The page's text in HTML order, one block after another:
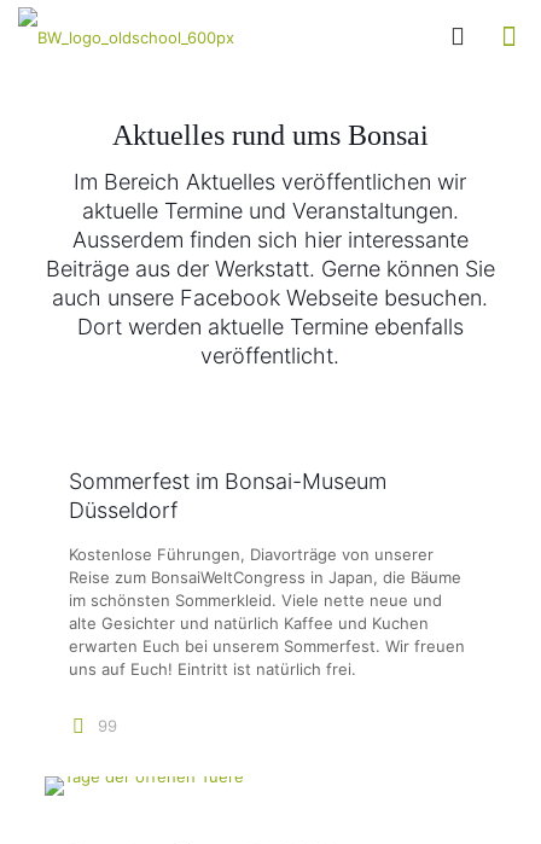
Aktuelles rund ums Bonsai
Im Bereich Aktuelles veröffentlichen wir
aktuelle Termine und Veranstaltungen.
Ausserdem finden sich hier interessante
Beiträge aus der Werkstatt. Gerne können Sie
auch unsere Facebook Webseite besuchen.
Dort werden aktuelle Termine ebenfalls
veröffentlicht.
Sommerfest im Bonsai-Museum
Düsseldorf
Kostenlose Führungen, Diavorträge von unserer
Reise zum BonsaiWeltCongress in Japan, die Bäume
im schönsten Sommerkleid. Viele nette neue und
alte Gesichter und natürlich Kaffee und Kuchen
erwarten Euch bei unserem Sommerfest. Wir freuen
uns auf Euch! Eintritt ist natürlich frei.
99